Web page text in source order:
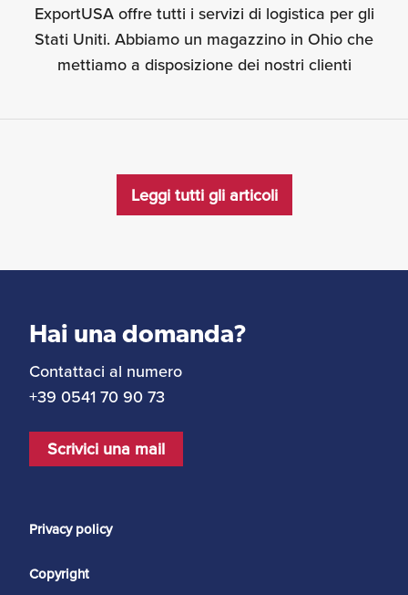
ExportUSA offre tutti i servizi di logistica per gli
Stati Uniti. Abbiamo un magazzino in Ohio che
mettiamo a disposizione dei nostri clienti
Leggi tutti gli articoli
Hai una domanda?
Contattaci al numero
+39 0541 70 90 73
Scrivici una mail
Privacy policy
Copyright